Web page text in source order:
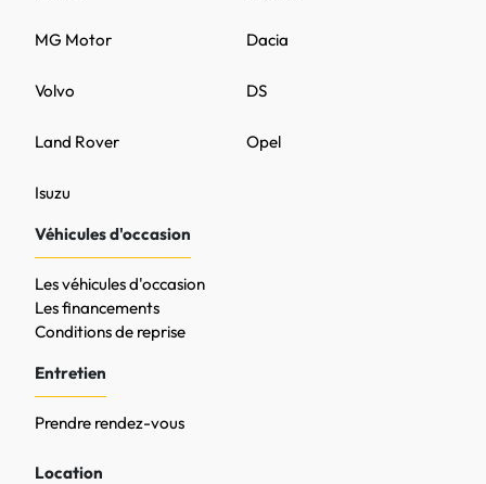
DS
MG Motor
Opel
Volvo
Land Rover
Dacia
Isuzu
Véhicules d'occasion
Les véhicules d'occasion
Les financements
Conditions de reprise
Entretien
Prendre rendez-vous
Location